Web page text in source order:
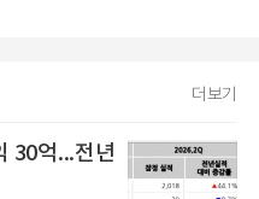
더보기
30억...전년